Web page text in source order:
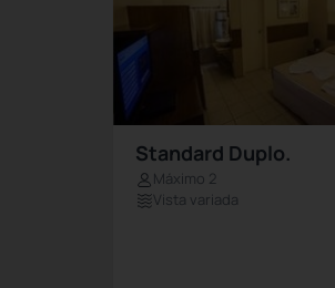
Standard Duplo.
Máximo 2
Vista variada